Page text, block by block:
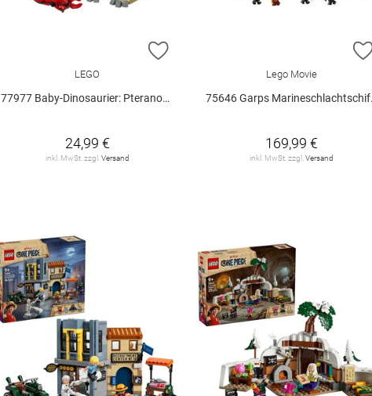
ZUR WUNSCHLISTE HINZUFÜGEN
LEGO
77977 Baby-Dinosaurier: Pteranodon V29
24,99 €
inkl. MwSt. zzgl. Versand
Lego Movie
75646 Garps Marineschlachtschiff V29
169,99 €
inkl. MwSt. zzgl.Versand